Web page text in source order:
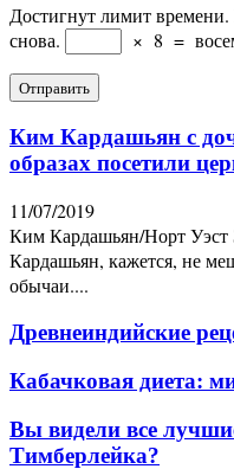
Достигнут лимит
снова.
× 8 =
Ким Кардашьян с
образах посетили
11/07/2019
Ким Кардашьян/Норт Уэст
Кардашьян, кажется, не
обычаи....
Древнеиндийские
Кабачковая диета:
Вы видели все
Тимберлейка?